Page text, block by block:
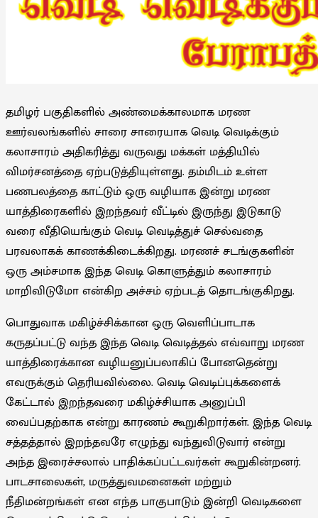
தமிழர் பகுதிகளில் அண்மைக்காலமாக மரண
ஊர்வலங்களில் சாரை சாரையாக வெடி வெடிக்கும்
கலாசாரம் அதிகரித்து வருவது மக்கள் மத்தியில்
விமர்சனத்தை ஏற்படுத்தியுள்ளது. தம்மிடம் உள்ள
பணபலத்தை காட்டும் ஒரு வழியாக இன்று மரண
யாத்திரைகளில் இறந்தவர் வீட்டில் இருந்து இடுகாடு
வரை வீதியெங்கும் வெடி வெடித்துச் செல்வதை
பரவலாகக் காணக்கிடைக்கிறது. மரணச் சடங்குகளின்
ஒரு அம்சமாக இந்த வெடி கொளுத்தும் கலாசாரம்
மாறிவிடுமோ என்கிற அச்சம் ஏற்படத் தொடங்குகிறது.
பொதுவாக மகிழ்ச்சிக்கான ஒரு வெளிப்பாடாக
கருதப்பட்டு வந்த இந்த வெடி வெடித்தல் எவ்வாறு மரண
யாத்திரைக்கான வழியனுப்பலாகிப் போனதென்று
எவருக்கும் தெரியவில்லை. வெடி வெடிப்புக்களைக்
கேட்டால் இறந்தவரை மகிழ்ச்சியாக அனுப்பி
வைப்பதற்காக என்று காரணம் கூறுகிறார்கள். இந்த வெடி
சத்தத்தால் இறந்தவரே எழுந்து வந்துவிடுவார் என்று
அந்த இரைச்சலால் பாதிக்கப்பட்டவர்கள் கூறுகின்றனர்.
பாடசாலைகள், மருத்துவமனைகள் மற்றும்
நீதிமன்றங்கள் என எந்த பாகுபாடும் இன்றி வெடிகளை